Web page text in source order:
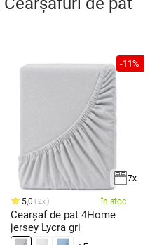
-11%
7x
5,0 2x în stoc
Cearșaf de pat 4Home
jersey Lycra gri